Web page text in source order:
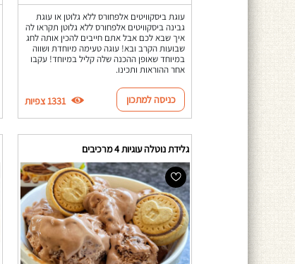
עוגת ביסקוויטים אלפחורס ללא גלוטן או עוגת
גבינה ביסקוויטים אלפחורס ללא גלוטן תקראו לה
איך שבא לכם אבל אתם חייבים להכין אותה לחג
שבועות הקרב ובא! עוגה טעימה מיוחדת ושווה
במיוחד שאופן ההכנה שלה קליל במיוחד! עקבו
אחר ההוראות ותכינו.
כניסה למתכון 1331 צפיות
גלידת נוטלה עוגיות 4 מרכיבים